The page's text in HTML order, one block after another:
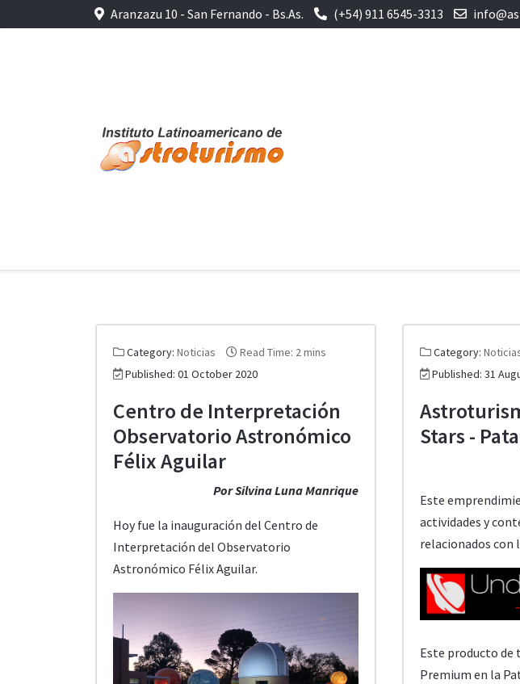
Aranzazu 10 - San Fernando - Bs.As. (+54) 911 6545-3313
Category: Noticias
Read Time: 2 mins
Published: 01 October 2020
Centro de Interpretación
Observatorio Astronómico
Félix Aguilar
Por Silvina Luna Manrique
Hoy fue la inauguración del Centro de
Interpretación del Observatorio
Astronómico Félix Aguilar.
Category:
Published: 31
Stars -
Este
actividades y
relacionados con
Este producto
Premium en la